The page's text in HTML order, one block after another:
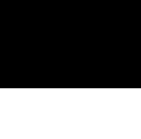
une machine à poudre peut être
la ligne d'impression.